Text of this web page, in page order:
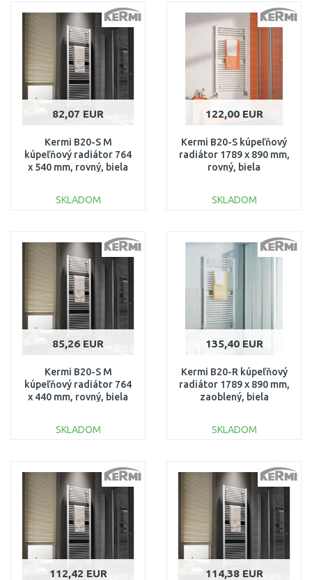
Porovnať Porovnať
82,07 EUR
Kermi B20-S M
kúpeľňový radiátor 764
x 540 mm, rovný, biela
SKLADOM
Porovnať
122,00 EUR
Kermi B20-S kúpeľňový
radiátor 1789 x 890 mm,
rovný, biela
SKLADOM
Porovnať
85,26 EUR
Kermi B20-S M
kúpeľňový radiátor 764
x 440 mm, rovný, biela
SKLADOM
Porovnať
135,40 EUR
Kermi B20-R kúpeľňový
radiátor 1789 x 890 mm,
zaoblený, biela
SKLADOM
Porovnať
112,42 EUR 114,38 EUR